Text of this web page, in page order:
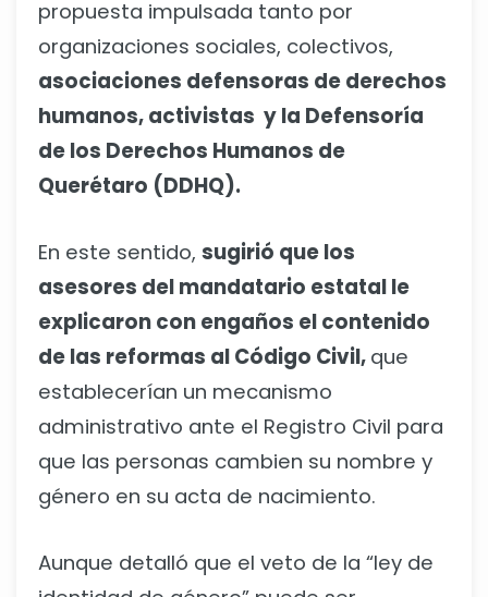
propuesta impulsada tanto por
organizaciones sociales, colectivos,
asociaciones defensoras de derechos
humanos, activistas y la Defensoría
de los Derechos Humanos de
Querétaro (DDHQ).
En este sentido, sugirió que los
asesores del mandatario estatal le
explicaron con engaños el contenido
de las reformas al Código Civil, que
establecerían un mecanismo
administrativo ante el Registro Civil para
que las personas cambien su nombre y
género en su acta de nacimiento.
Aunque detalló que el veto de la “ley de